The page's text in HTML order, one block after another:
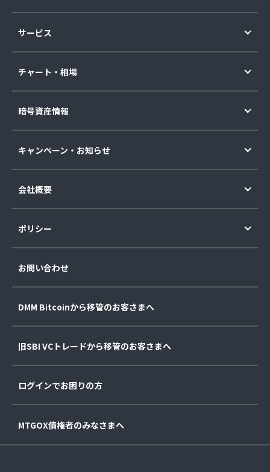
サービス
チャート・相場
暗号資産情報
キャンペーン・お知らせ
会社概要
ポリシー
お問い合わせ
DMM Bitcoinから移管のお客さまへ
旧SBI VCトレードから移管のお客さまへ
ログインでお困りの方
MTGOX債権者のみなさまへ